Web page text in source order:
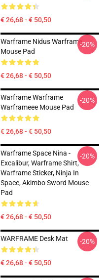
€ 26,68 - € 50,50
Warframe Nidus Warframe
Mouse Pad
€ 26,68 - € 50,50
-20%
Warframe Warframe
Warframeee Mouse Pad
€ 26,68 - € 50,50
-20%
Warframe Space Nina -
Excalibur, Warframe Shirt,
Warframe Sticker, Ninja In
Space, Akimbo Sword Mouse
Pad
€ 26,68 - € 50,50
-20%
WARFRAME Desk Mat
€ 26,68 - € 50,50
-20%